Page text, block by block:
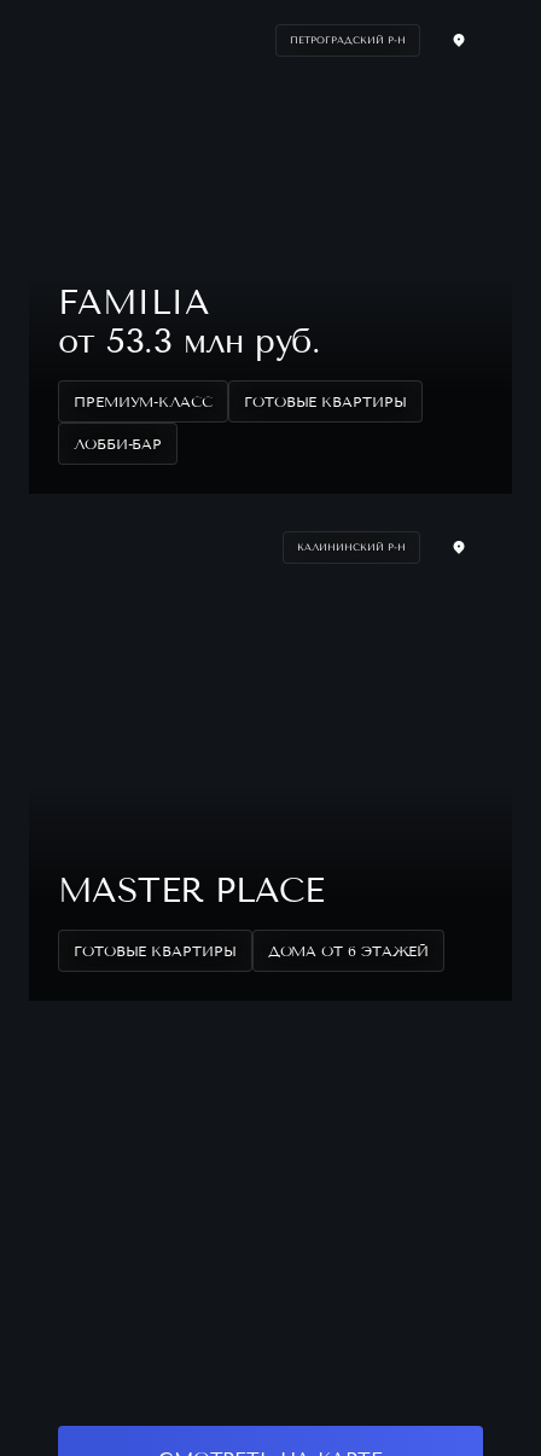
ПЕТРОГРАДСКИЙ Р-Н
FAMILIA
от 53.3 млн руб.
ПРЕМИУМ-КЛАСС ГОТОВЫЕ КВАРТИРЫ
ЛОББИ-БАР
КАЛИНИНСКИЙ Р-Н
MASTER PLACE
ГОТОВЫЕ КВАРТИРЫ ДОМА ОТ 6 ЭТАЖЕЙ